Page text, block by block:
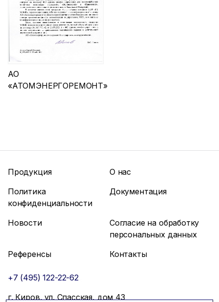
АО
«АТОМЭНЕРГОРЕМОНТ»
Продукция
О нас
Политика
конфиденциальности
Документация
Новости
Согласие на обработку
персональных данных
Референсы
Контакты
+7 (495) 122-22-62
г. Киров, ул. Спасская, дом 43